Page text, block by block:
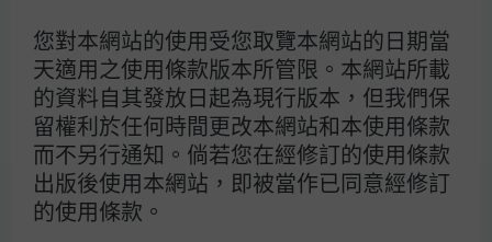
您對本網站的使用受您取覽本網站的日期當
天適用之使用條款版本所管限。本網站所載
的資料自其發放日起為現行版本，但我們保
留權利於任何時間更改本網站和本使用條款
而不另行通知。倘若您在經修訂的使用條款
出版後使用本網站，即被當作已同意經修訂
的使用條款。
用。如選擇閱覽本資料，即閣下確認同意載於
https://am.jpmorgan.com/hk/之使用條款 。
投資涉及風險。過去表現並不代表將來表現。特別是投資於新
興市場及小型企業的基金可能涉及較高風險，並通常較易受到
價格變動所影響。投資者在作出任何投資決定前，應細閱及考
慮基金銷售文件 ，當中載有基金的投資目標、風險因素、收費
及開支詳情。本網站所載資料並不構成投資建議，或要約出售
或招攬要約購買任何證券、投資產品或服務，亦不構成為任何
此等目的分發資料。以上所載資料均來自被認為可靠之來源，